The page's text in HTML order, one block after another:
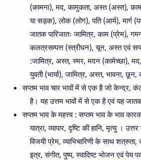
(कामना), मद, कामुकता, अस्त (अस्त),
या सड़क), लोक (लोग), पति (आर्य), मार्ग
जातक पारिजातः जामित्र, काम (प्रेम),
कलत्रसम्पत्त (स्त्रीधन), चून, अस्त एवं
:जामित्र, अस्त, स्मर, मदन (कामेच्छा),
युवती (भार्या), जामित्र, अस्त, भावना, छून,
सप्तम भाव चार भावों में से एक है जो केन्द्र,
है। यह उत्तम भावों में से एक है एवं यह
सप्तम भाव के महत्त्व : सप्तम भाव के भाव
यात्रा, व्यापार, दृष्टि की हानि, मृत्यु ।
विजयी प्रेम, व्याभिचारिणी के साथ शत्रुता,
इत्र, संगीत, पुष्प, स्वादिष्ट भोजन एवं पेय